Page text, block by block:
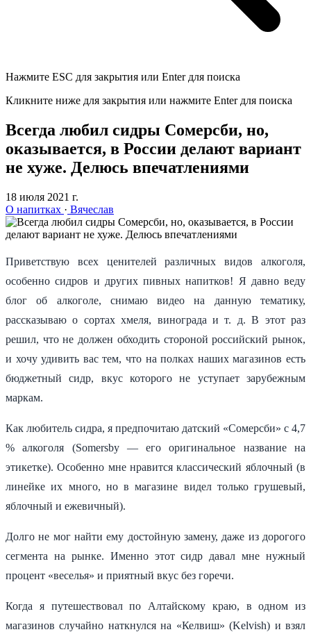
Нажмите ESC для закрытия или Enter для поиска
Кликните ниже для закрытия или нажмите Enter для поиска
Всегда любил сидры Сомерсби, но,
оказывается, в России делают вариант
не хуже. Делюсь впечатлениями
18 июля 2021 г.
О напитках · Вячеслав
Приветствую всех ценителей различных видов алкоголя,
особенно сидров и других пивных напитков! Я давно веду
блог об алкоголе, снимаю видео на данную тематику,
рассказываю о сортах хмеля, винограда и т. д. В этот раз
решил, что не должен обходить стороной российский рынок,
и хочу удивить вас тем, что на полках наших магазинов есть
бюджетный сидр, вкус которого не уступает зарубежным
маркам.
Как любитель сидра, я предпочитаю датский «Сомерсби» с 4,7
% алкоголя (Somersby — его оригинальное название на
этикетке). Особенно мне нравится классический яблочный (в
линейке их много, но в магазине видел только грушевый,
яблочный и ежевичный).
Долго не мог найти ему достойную замену, даже из дорогого
сегмента на рынке. Именно этот сидр давал мне нужный
процент «веселья» и приятный вкус без горечи.
Когда я путешествовал по Алтайскому краю, в одном из
магазинов случайно наткнулся на «Келвиш» (Kelvish) и взял